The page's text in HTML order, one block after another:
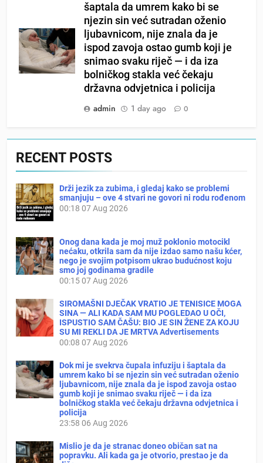
šaptala da umrem kako bi se
njezin sin već sutradan oženio
ljubavnicom, nije znala da je
ispod zavoja ostao gumb koji je
snimao svaku riječ — i da iza
bolničkog stakla već čekaju
državna odvjetnica i policija
admin
1 day ago 0
RECENT POSTS
Drži jezik za zubima, i gledaj kako se problemi
smanjuju – ove 4 stvari ne govori ni rodu rođenom
00:18 07 Aug 2026
Onog dana kada je moj muž poklonio motocikl
nećaku, otkrila sam da nije izdao samo našu kćer,
nego je svojim potpisom ukrao budućnost koju
smo joj godinama gradile
00:1507 Aug 2026
SIROMAŠNI DJEČAK VRATIO JE TENISICE MOGA
SINA — ALI KADA SAM MU POGLEDAO U OČI,
ISPUSTIO SAM ČAŠU: BIO JE SIN ŽENE ZA KOJU
SU MI REKLI DA JE MRTVA Advertisements
00:08 07 Aug 2026
Dok mi je svekrva čupala infuziju i šaptala da
umrem kako bi se njezin sin već sutradan oženio
ljubavnicom, nije znala da je ispod zavoja ostao
gumb koji je snimao svaku riječ — i da iza
bolničkog stakla već čekaju državna odvjetnica i
policija
23:58 06 Aug 2026
Mislio je da je stranac doneo običan sat na
popravku. Ali kada ga je otvorio, prestao je da